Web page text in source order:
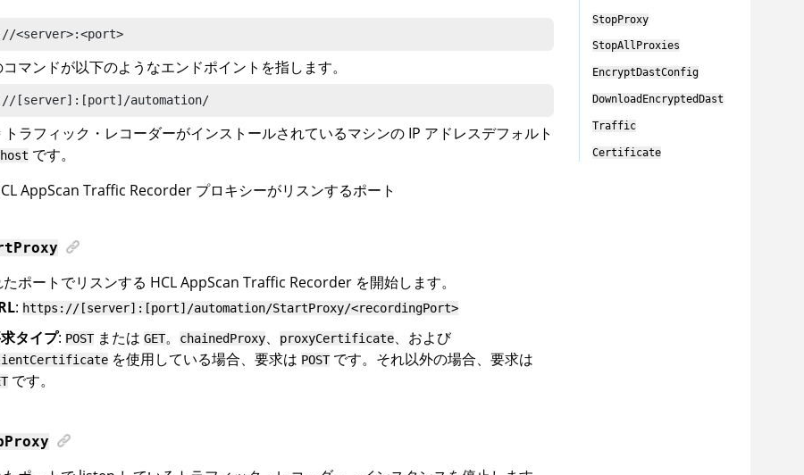
<server>:<port>
マンドが以下のようなエンドポイントを指します。
[server]:[port]/automation/
ラフィック・レコーダーがインストールされているマシンの IP アドレスデフォルト
です。
AppScan Traffic Recorderプロキシーがリスンするポート
ポートでリスンする HCL AppScan Traffic Recorderを開始します。
: https://[server]:[port]/automation/StartProxy/<recordingPort>
タイプ: POSTまたは GET。 chainedProxy、 proxyCertificate、および
を使用している場合、要求は POSTです。それ以外の場合、要求は
です。
StopProxy
StopAllProxies
EncryptDastConfig
DownloadEncryptedDast
Traffic
Certificate